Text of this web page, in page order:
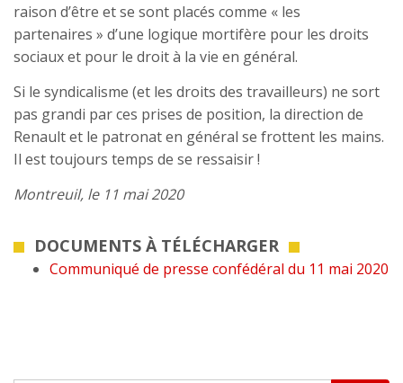
raison d’être et se sont placés comme « les
partenaires » d’une logique mortifère pour les droits
sociaux et pour le droit à la vie en général.
Si le syndicalisme (et les droits des travailleurs) ne sort
pas grandi par ces prises de position, la direction de
Renault et le patronat en général se frottent les mains.
Il est toujours temps de se ressaisir !
Montreuil, le 11 mai 2020
DOCUMENTS À TÉLÉCHARGER
Communiqué de presse confédéral du 11 mai 2020